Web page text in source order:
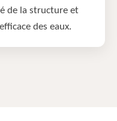
de la structure et
des eaux.